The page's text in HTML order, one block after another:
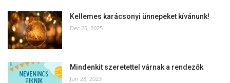
Rendezvény
Humor
Napló postája
Kellemes karácsonyi ünnepeket kívánunk!
Dec 25, 2025
Mindenkit szeretettel várnak a rendezők
Jun 28, 2023